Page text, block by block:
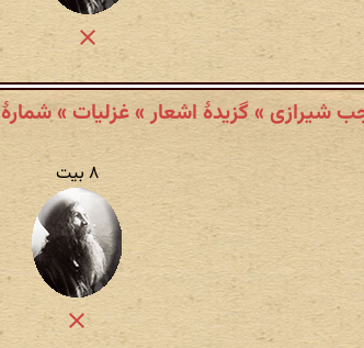
شیرازی » گزیدهٔ اشعار » غزلیات » شمارهٔ ۱۱۱
۸ بیت